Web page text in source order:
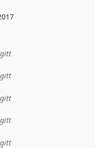
når dataene i dette